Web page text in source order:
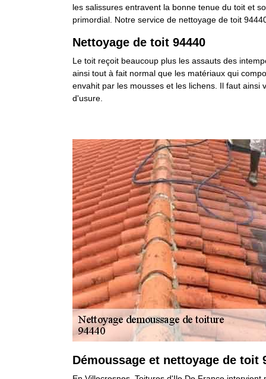
les salissures entravent la bonne tenue du toit et
primordial. Notre service de nettoyage de toit
Nettoyage de toit 94440
Le toit reçoit beaucoup plus les assauts des
ainsi tout à fait normal que les matériaux qui
envahit par les mousses et les lichens. Il faut
d'usure.
Démoussage et nettoyage de toit